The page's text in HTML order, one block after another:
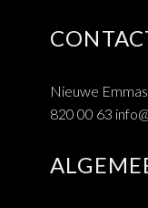
Nieuwe
820 00 63